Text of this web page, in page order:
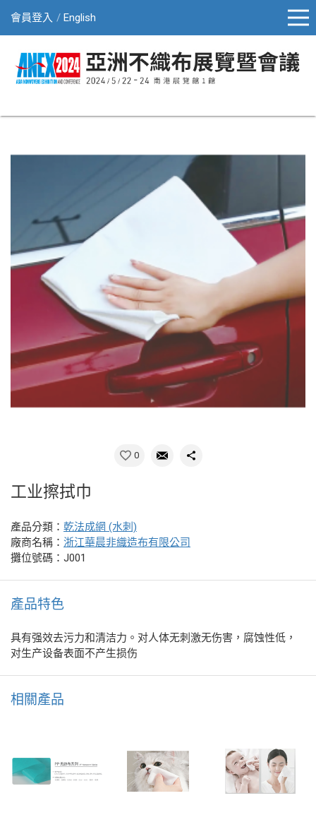
會員登入 English
0
工业擦拭巾
產品分類： 乾法成網 (水刺)
廠商名稱： 浙江華晨非織造布有限公司
攤位號碼：J001
產品特色
具有强效去污力和清洁力。对人体无刺激无伤害，腐蚀性低，
对生产设备表面不产生损伤
相關產品